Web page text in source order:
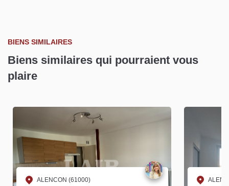
BIENS SIMILAIRES
Biens similaires qui pourraient vous
plaire
ALENCON (61000)